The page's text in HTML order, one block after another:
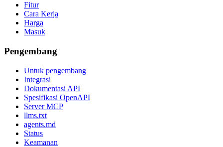
Fitur
Cara Kerja
Harga
Masuk
Pengembang
Untuk pengembang
Integrasi
Dokumentasi API
Spesifikasi OpenAPI
Server MCP
llms.txt
agents.md
Status
Keamanan